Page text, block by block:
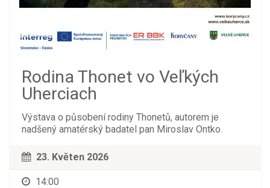
Rodina Thonet vo Veľkých
Uherciach
Výstava o působení rodiny Thonetů, autorem je
nadšený amatérský badatel pan Miroslav Ontko.
23. Květen 2026
14:00